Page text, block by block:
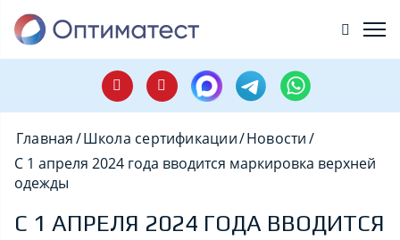
Главная/Школа сертификации/Новости/
С 1 апреля 2024 года вводится маркировка верхней
одежды
С 1 АПРЕЛЯ 2024 ГОДА ВВОДИТСЯ